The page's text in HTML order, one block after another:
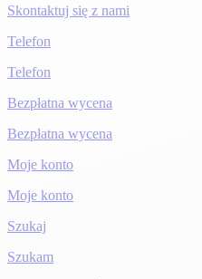
Skontaktuj się z nami
Telefon
Telefon
Bezpłatna wycena
Bezpłatna wycena
Moje konto
Moje konto
Szukaj
Szukam